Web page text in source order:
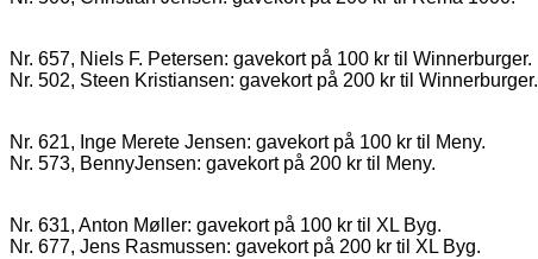
Nr. 657, Niels F. Petersen: gavekort på 100 kr til Winnerburger.
Nr. 502, Steen Kristiansen: gavekort på 200 kr til Winnerburger.
Nr. 621, Inge Merete Jensen: gavekort på 100 kr til Meny.
Nr. 573, BennyJensen: gavekort på 200 kr til Meny.
Nr. 631, Anton Møller: gavekort på 100 kr til XL Byg.
Nr. 677, Jens Rasmussen: gavekort på 200 kr til XL Byg.